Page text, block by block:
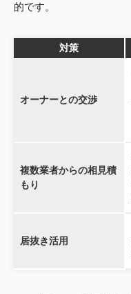
的です。
対策
オーナーとの交渉
複数業者からの相見積
もり
居抜き活用